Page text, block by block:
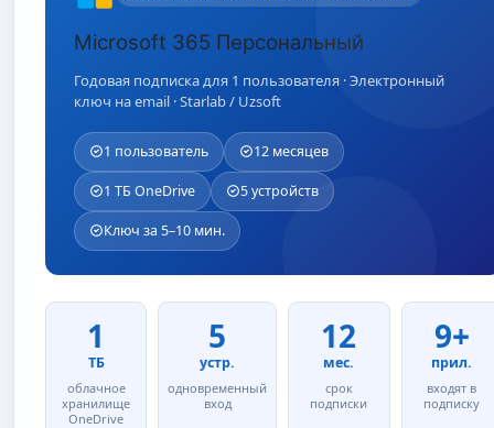
Microsoft 365 Персональный
Годовая подписка для 1 пользователя · Электронный
ключ на email · Starlab / Uzsoft
1 пользователь 12 месяцев
1 ТБ OneDrive 5 устройств
Ключ за 5–10 мин.
1
ТБ
облачное
хранилище
OneDrive
5
устр.
одновременный
вход
12
мес.
срок
подписки
9+
прил.
входят в
подписку